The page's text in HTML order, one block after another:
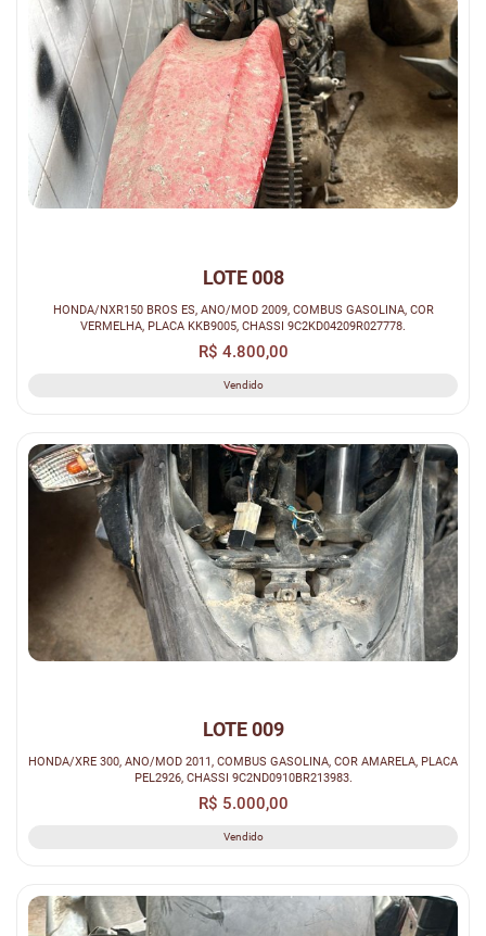
LOTE 008
HONDA/NXR150 BROS ES, ANO/MOD 2009, COMBUS GASOLINA, COR
VERMELHA, PLACA KKB9005, CHASSI 9C2KD04209R027778.
R$ 4.800,00
Vendido
LOTE 009
HONDA/XRE 300, ANO/MOD 2011, COMBUS GASOLINA, COR AMARELA, PLACA
PEL2926, CHASSI 9C2ND0910BR213983.
R$ 5.000,00
Vendido